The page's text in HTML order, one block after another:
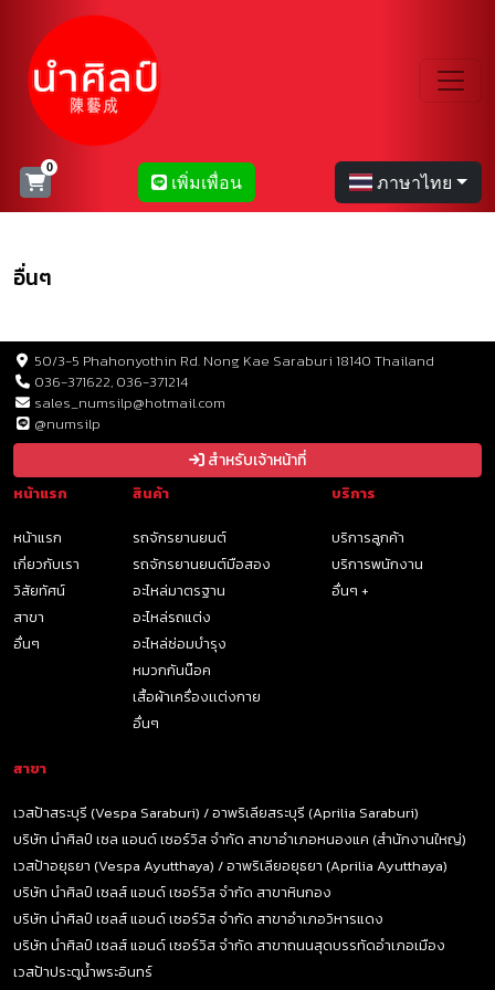
เพิ่มเพื่อน ภาษาไทย
อื่นๆ
50/3-5 Phahonyothin Rd. Nong Kae Saraburi 18140 Thailand
036-371622, 036-371214
sales_numsilp@hotmail.com
@numsilp
สำหรับเจ้าหน้าที่
หน้าแรก
หน้าแรก
เกี่ยวกับเรา
วิสัยทัศน์
สาขา
อื่นๆ
สินค้า
รถจักรยานยนต์
รถจักรยานยนต์มือสอง
อะไหล่มาตรฐาน
อะไหล่รถแต่ง
อะไหล่ซ่อมบำรุง
หมวกกันน๊อค
เสื้อผ้าเครื่องเเต่งกาย
อื่นๆ
บริการ
บริการลูกค้า
บริการพนักงาน
อื่นๆ +
สาขา
เวสป้าสระบุรี (Vespa Saraburi) / อาพริเลียสระบุรี (Aprilia Saraburi)
บริษัท นำศิลป์ เซล แอนด์ เซอร์วิส จำกัด สาขาอำเภอหนองแค (สำนักงานใหญ่)
เวสป้าอยุธยา (Vespa Ayutthaya) / อาพริเลียอยุธยา (Aprilia Ayutthaya)
บริษัท นำศิลป์ เซลส์ แอนด์ เซอร์วิส จำกัด สาขาหินกอง
บริษัท นำศิลป์ เซลส์ แอนด์ เซอร์วิส จำกัด สาขาอำเภอวิหารแดง
บริษัท นำศิลป์ เซลส์ แอนด์ เซอร์วิส จำกัด สาขาถนนสุดบรรทัดอำเภอเมือง
เวสป้าประตูน้ำพระอินทร์